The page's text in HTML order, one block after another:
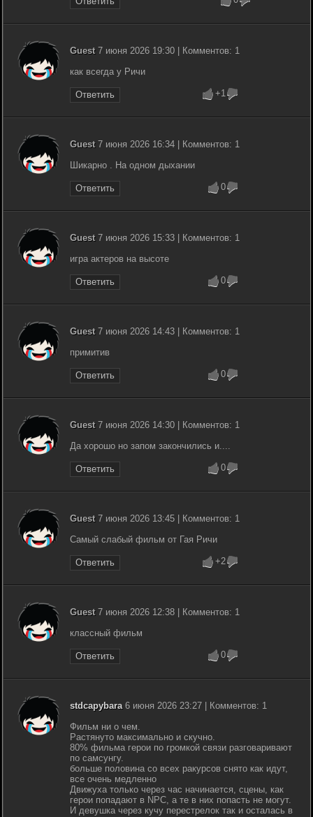
Guest7 июня 2026 19:30 | Комментов: 1
как всегда у Ричи
Ответить +1
Guest7 июня 2026 16:34 | Комментов: 1
Шикарно . На одном дыхании
Ответить 0
Guest7 июня 2026 15:33 | Комментов: 1
игра актеров на высоте
Ответить 0
Guest7 июня 2026 14:43 | Комментов: 1
примитив
Ответить 0
Guest7 июня 2026 14:30 | Комментов: 1
Да хорошо но запом закончились и....
Ответить 0
Guest7 июня 2026 13:45 | Комментов: 1
Самый слабый фильм от Гая Ричи
Ответить +2
Guest7 июня 2026 12:38 | Комментов: 1
классный фильм
Ответить 0
stdcapybara6 июня 2026 23:27 | Комментов: 1
Фильм ни о чем.
Растянуто максимально и скучно.
80% фильма герои по громкой связи разговаривают
по самсунгу.
больше половина со всех ракурсов снято как идут,
все очень медленно
Движуха только через час начинается, сцены, как
герои попадают в NPC, а те в них попасть не могут.
И девушка через кучу перестрелок так и осталась в